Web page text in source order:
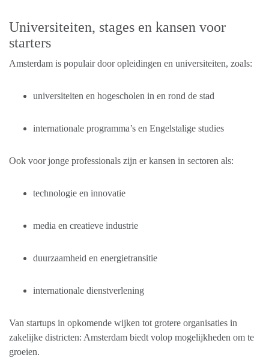
Universiteiten, stages en kansen voor
starters
Amsterdam is populair door opleidingen en universiteiten, zoals:
universiteiten en hogescholen in en rond de stad
internationale programma’s en Engelstalige studies
Ook voor jonge professionals zijn er kansen in sectoren als:
technologie en innovatie
media en creatieve industrie
duurzaamheid en energietransitie
internationale dienstverlening
Van startups in opkomende wijken tot grotere organisaties in
zakelijke districten: Amsterdam biedt volop mogelijkheden om te
groeien.